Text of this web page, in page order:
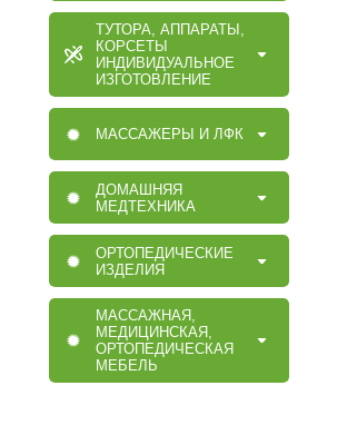
ТУТОРА, АППАРАТЫ,
КОРСЕТЫ
ИНДИВИДУАЛЬНОЕ
ИЗГОТОВЛЕНИЕ
МАССАЖЕРЫ И ЛФК
ДОМАШНЯЯ
МЕДТЕХНИКА
ОРТОПЕДИЧЕСКИЕ
ИЗДЕЛИЯ
МАССАЖНАЯ,
МЕДИЦИНСКАЯ,
ОРТОПЕДИЧЕСКАЯ
МЕБЕЛЬ